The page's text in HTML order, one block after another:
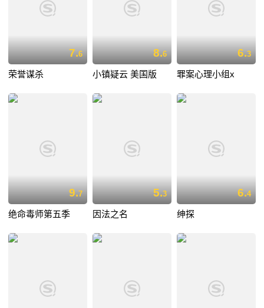
7.6
荣誉谋杀
8.6
小镇疑云 美国版
6.3
罪案心理小组x
9.7
绝命毒师第五季
5.3
因法之名
6.4
绅探